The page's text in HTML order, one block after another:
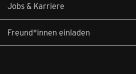
Jobs & Karriere
Freund*innen einladen